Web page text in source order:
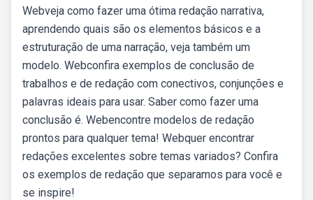
Webveja como fazer uma ótima redação narrativa,
aprendendo quais são os elementos básicos e a
estruturação de uma narração, veja também um
modelo. Webconfira exemplos de conclusão de
trabalhos e de redação com conectivos, conjunções e
palavras ideais para usar. Saber como fazer uma
conclusão é. Webencontre modelos de redação
prontos para qualquer tema! Webquer encontrar
redações excelentes sobre temas variados? Confira
os exemplos de redação que separamos para você e
se inspire!